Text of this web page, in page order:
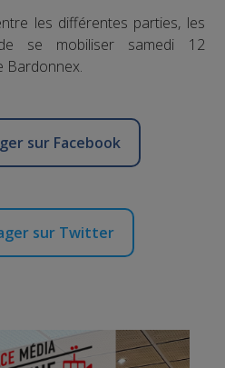
les différentes parties, les
se mobiliser samedi 12
Bardonnex.
sur Facebook
sur Twitter